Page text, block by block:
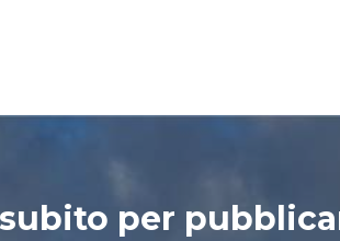
per